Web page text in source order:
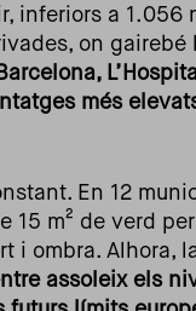
inferiors a 1.056
on
Barcelona,
més
En 12
15 m² de verd
i ombra. Alhora,
assoleix els